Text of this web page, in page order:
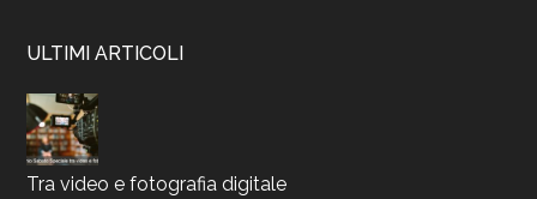
ULTIMI ARTICOLI
Tra video e fotografia digitale